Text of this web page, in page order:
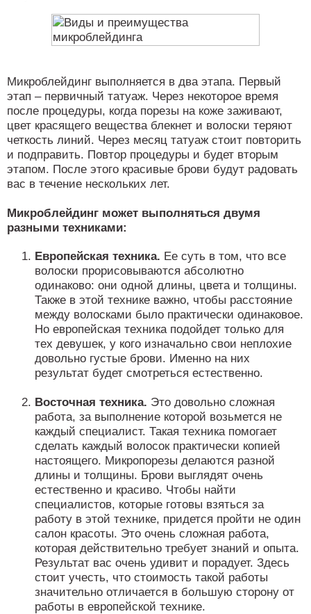
Микроблейдинг выполняется в два этапа. Первый
этап – первичный татуаж. Через некоторое время
после процедуры, когда порезы на коже заживают,
цвет красящего вещества блекнет и волоски теряют
четкость линий. Через месяц татуаж стоит повторить
и подправить. Повтор процедуры и будет вторым
этапом. После этого красивые брови будут радовать
вас в течение нескольких лет.
Микроблейдинг может выполняться двумя
разными техниками:
Европейская техника. Ее суть в том, что все
волоски прорисовываются абсолютно
одинаково: они одной длины, цвета и толщины.
Также в этой технике важно, чтобы расстояние
между волосками было практически одинаковое.
Но европейская техника подойдет только для
тех девушек, у кого изначально свои неплохие
довольно густые брови. Именно на них
результат будет смотреться естественно.
Восточная техника. Это довольно сложная
работа, за выполнение которой возьмется не
каждый специалист. Такая техника помогает
сделать каждый волосок практически копией
настоящего. Микропорезы делаются разной
длины и толщины. Брови выглядят очень
естественно и красиво. Чтобы найти
специалистов, которые готовы взяться за
работу в этой технике, придется пройти не один
салон красоты. Это очень сложная работа,
которая действительно требует знаний и опыта.
Результат вас очень удивит и порадует. Здесь
стоит учесть, что стоимость такой работы
значительно отличается в большую сторону от
работы в европейской технике.